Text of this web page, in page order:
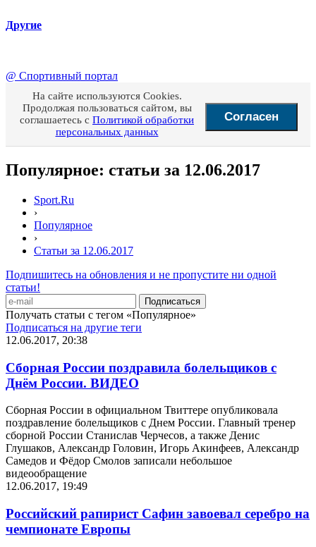
Другие
@ Спортивный портал
На сайте используются Cookies.
Продолжая пользоваться сайтом, вы
соглашаетесь с Политикой обработки
персональных данных
Согласен
Популярное: статьи за 12.06.2017
Sport.Ru
›
Популярное
›
Статьи за 12.06.2017
Подпишитесь на обновления и не пропустите ни одной
статьи!
Получать статьи с тегом «Популярное»
Подписаться на другие теги
12.06.2017, 20:38
Сборная России поздравила болельщиков с
Днём России. ВИДЕО
Сборная России в официальном Твиттере опубликовала
поздравление болельщиков с Днем России. Главный тренер
сборной России Станислав Черчесов, а также Денис
Глушаков, Александр Головин, Игорь Акинфеев, Александр
Самедов и Фёдор Смолов записали небольшое
видеообращение
12.06.2017, 19:49
Российский рапирист Сафин завоевал серебро на
чемпионате Европы